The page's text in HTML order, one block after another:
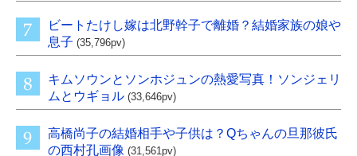
ビートたけし嫁は北野幹子で離婚？結婚家族の娘や
息子 (35,796pv)
キムソウンとソンホジュンの熱愛写真！ソンジェリ
ムとウギョル (33,646pv)
高橋尚子の結婚相手や子供は？Qちゃんの旦那彼氏
の西村孔画像 (31,561pv)